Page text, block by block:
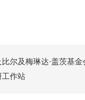
尔及梅琳达·盖茨基
工作站